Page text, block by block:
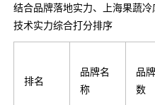
结合品牌落地实力、上海果蔬
技术实力综合打分排序
排名
品牌名
称
品
数